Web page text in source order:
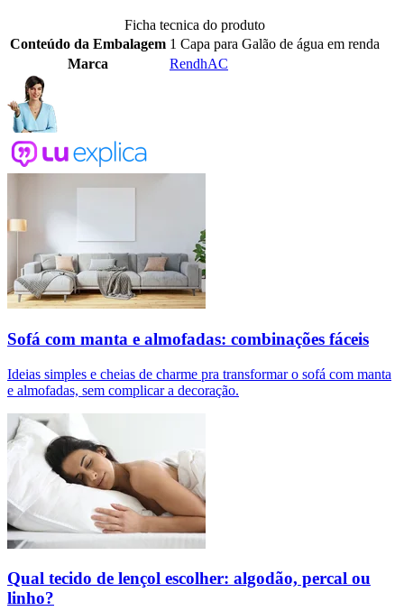
Ficha tecnica do produto
Conteúdo da Embalagem 1 Capa para Galão de água em renda
Marca
RendhAC
Sofá com manta e almofadas: combinações fáceis
Ideias simples e cheias de charme pra transformar o sofá com manta
e almofadas, sem complicar a decoração.
Qual tecido de lençol escolher: algodão, percal ou
linho?